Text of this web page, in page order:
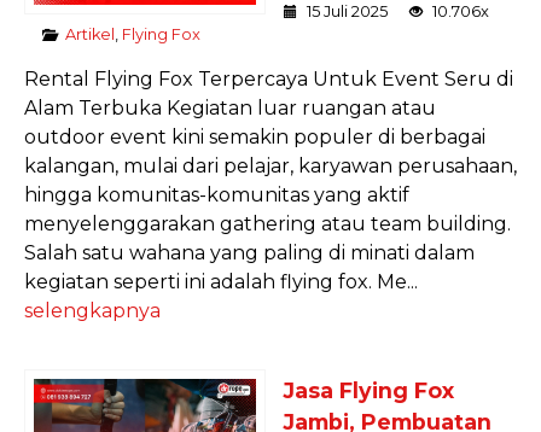
15 Juli 2025
10.706x
Artikel
Flying Fox
Rental Flying Fox Terpercaya Untuk Event Seru di
Alam Terbuka Kegiatan luar ruangan atau
outdoor event kini semakin populer di berbagai
kalangan, mulai dari pelajar, karyawan perusahaan,
hingga komunitas-komunitas yang aktif
menyelenggarakan gathering atau team building.
Salah satu wahana yang paling di minati dalam
kegiatan seperti ini adalah flying fox. Me...
selengkapnya
Jasa Flying Fox
Jambi, Pembuatan